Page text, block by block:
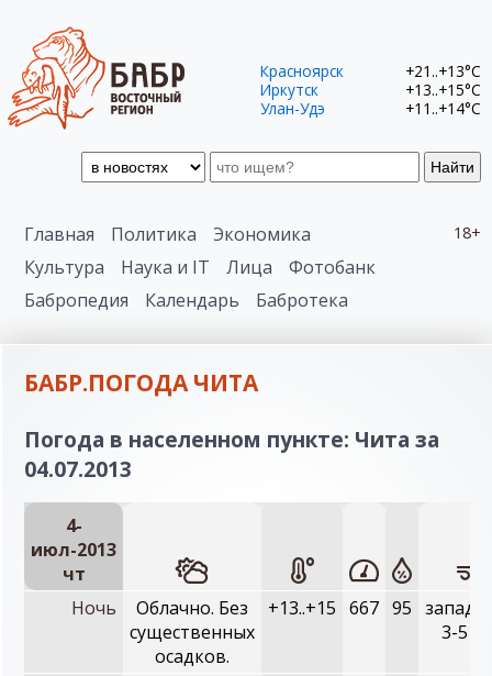
Найти
Красноярск
+21..+13°C
Иркутск
+13..+15°C
Улан-Удэ
+11..+14°C
18+
Главная Политика
Экономика
Культура
Наука и IT Лица
Фотобанк
Бабропедия
Календарь Бабротека
БАБР.ПОГОДА ЧИТА
Погода в населенном пункте: Чита за
04.07.2013
4-
июл-2013
чт
Ночь
Облачно. Без
существенных
осадков.
+13..+15 667 95
3-5